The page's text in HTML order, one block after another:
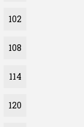
102
108
114
120